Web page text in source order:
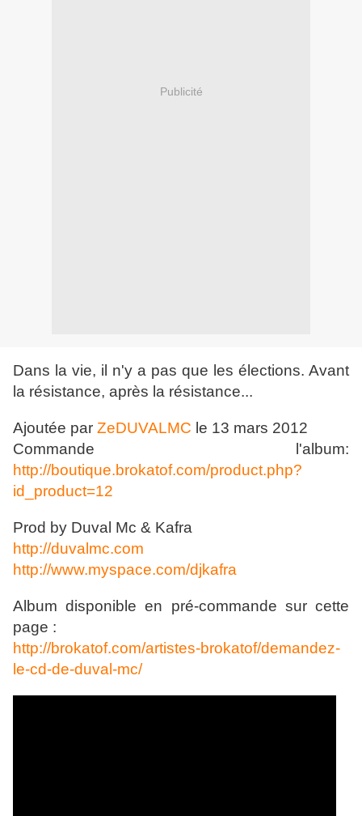
Publicité
Dans la vie, il n'y a pas que les élections. Avant
la résistance, après la résistance...
Ajoutée par ZeDUVALMC le 13 mars 2012
Commande l'album:
http://boutique.brokatof.com/product.php?
id_product=12
Prod by Duval Mc & Kafra
http://duvalmc.com
http://www.myspace.com/djkafra
Album disponible en pré-commande sur cette
page :
http://brokatof.com/artistes-brokatof/demandez-
le-cd-de-duval-mc/